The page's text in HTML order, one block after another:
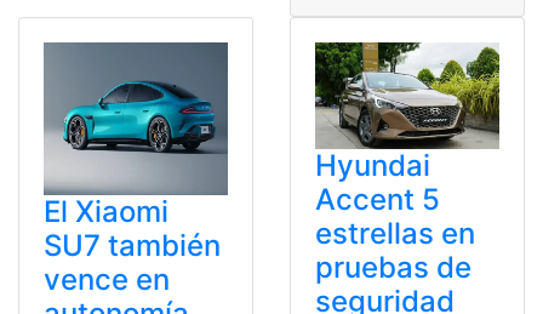
El Xiaomi
SU7 también
vence en
Hyundai
Accent 5
estrellas en
pruebas de
seguridad